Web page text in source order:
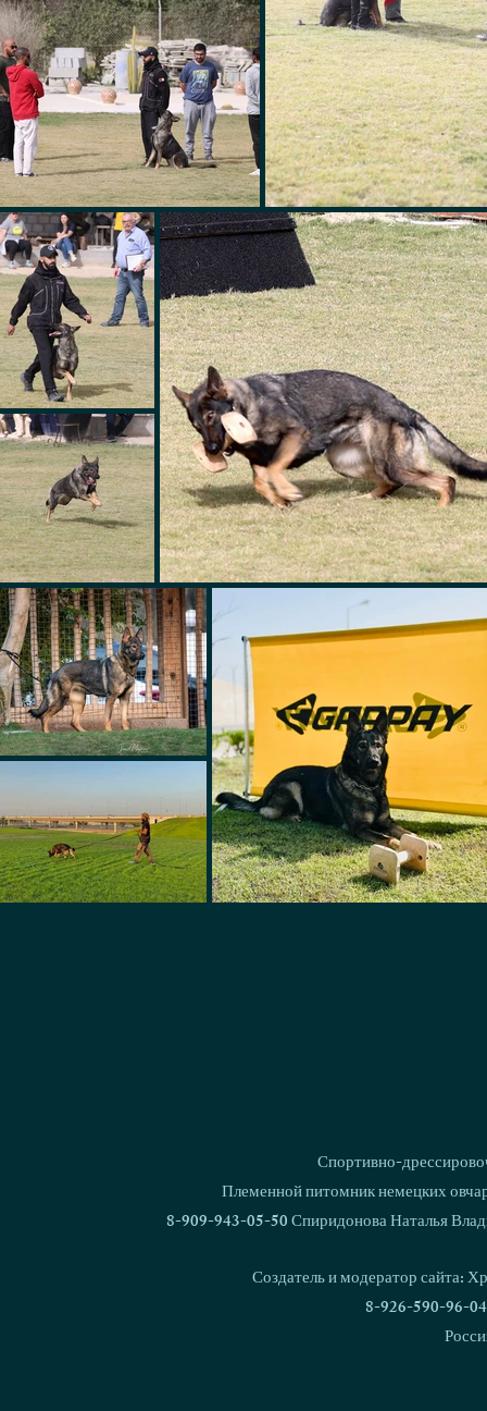
Спортивно-
Племенной питомник немецких
8-909-943-05-50 Спиридонова Наталья
Создатель и модератор сайта:
8-926-590-96-